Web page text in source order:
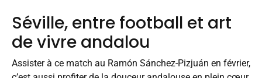
Séville, entre football et art
de vivre andalou
Assister à ce match au Ramón Sánchez-Pizjuán en février,